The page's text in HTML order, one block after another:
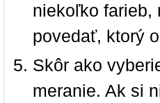
niekoľko farieb,
povedať, ktorý
Skôr ako
meranie. Ak si